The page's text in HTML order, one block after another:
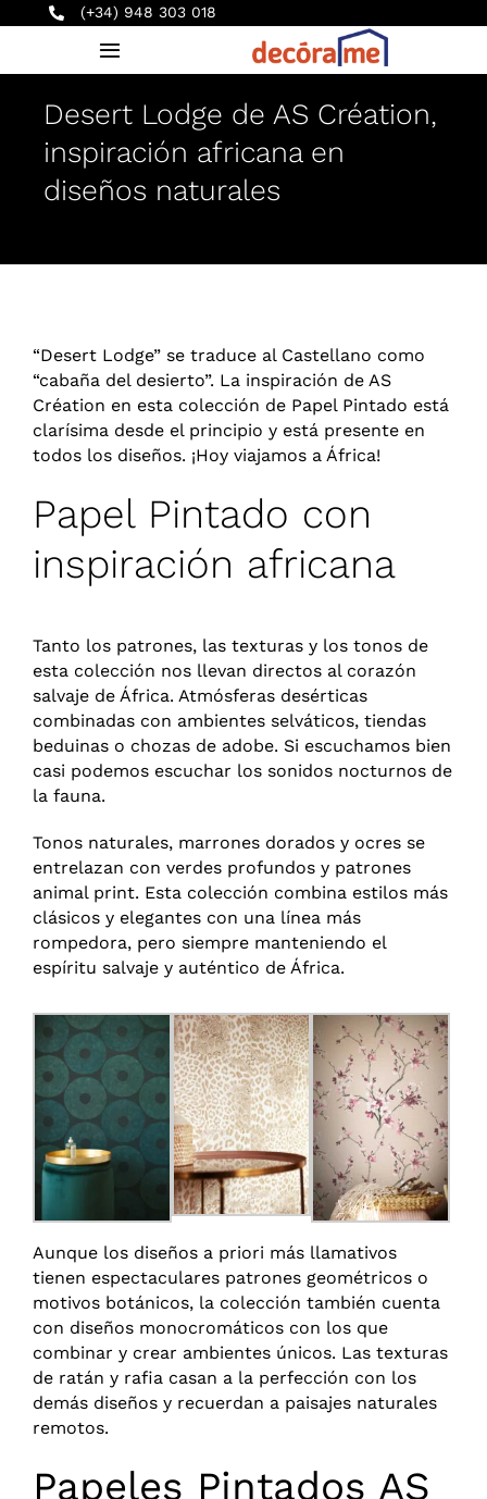
Saltar
(+34) 948 303 018
Toggle
INICIO
PRODUCTOS
BLOG
CONTACTO
RESERVA TU CITA ONLINE
Desert Lodge de AS Création,
inspiración africana en
diseños naturales
“Desert Lodge” se traduce al Castellano como
“cabaña del desierto”. La inspiración de AS
Création en esta colección de Papel Pintado está
clarísima desde el principio y está presente en
todos los diseños. ¡Hoy viajamos a África!
Papel Pintado con
inspiración africana
Tanto los patrones, las texturas y los tonos de
esta colección nos llevan directos al corazón
salvaje de África. Atmósferas desérticas
combinadas con ambientes selváticos, tiendas
beduinas o chozas de adobe. Si escuchamos bien
casi podemos escuchar los sonidos nocturnos de
la fauna.
Tonos naturales, marrones dorados y ocres se
entrelazan con verdes profundos y patrones
animal print. Esta colección combina estilos más
clásicos y elegantes con una línea más
rompedora, pero siempre manteniendo el
espíritu salvaje y auténtico de África.
Aunque los diseños a priori más llamativos
tienen espectaculares patrones geométricos o
motivos botánicos, la colección también cuenta
con diseños monocromáticos con los que
combinar y crear ambientes únicos. Las texturas
de ratán y rafia casan a la perfección con los
demás diseños y recuerdan a paisajes naturales
remotos.
Papeles Pintados AS